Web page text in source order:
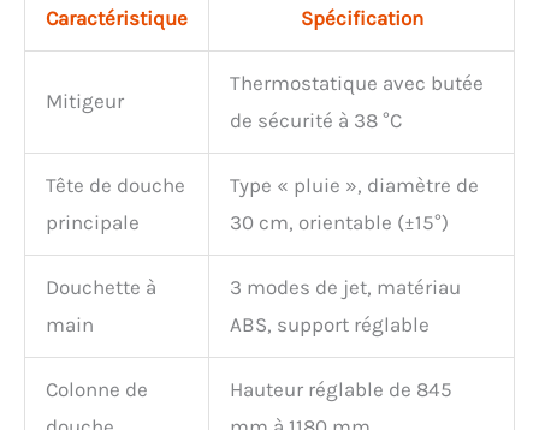
Caractéristique Spécification
Mitigeur
Thermostatique avec butée
de sécurité à 38 °C
Tête de douche
principale
Type « pluie », diamètre de
30 cm, orientable (±15°)
Douchette à
main
3 modes de jet, matériau
ABS, support réglable
Colonne de
Hauteur réglable de 845